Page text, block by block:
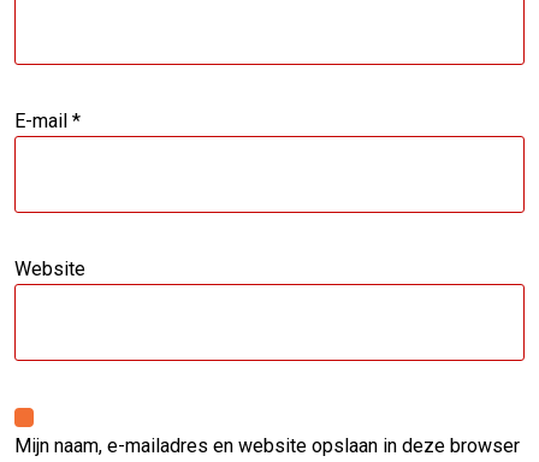
E-mail *
Website
Mijn naam, e-mailadres en website opslaan in deze browser